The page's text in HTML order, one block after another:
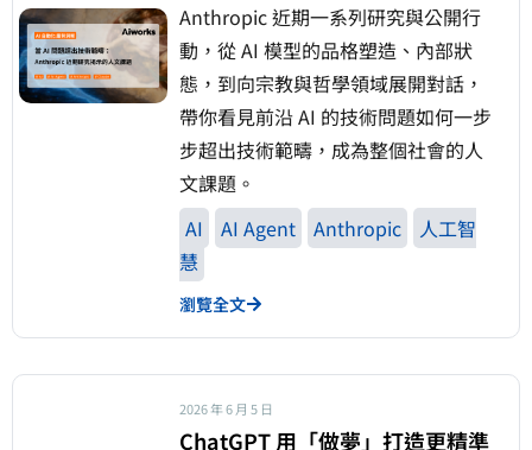
Anthropic 近期一系列研究與公開行
動，從 AI 模型的品格塑造、內部狀
態，到向宗教與哲學領域展開對話，
帶你看見前沿 AI 的技術問題如何一步
步超出技術範疇，成為整個社會的人
文課題。
AI
AI Agent Anthropic
人工智
慧
瀏覽全文
2026 年 6 月 5 日
ChatGPT 用「做夢」打造更精準